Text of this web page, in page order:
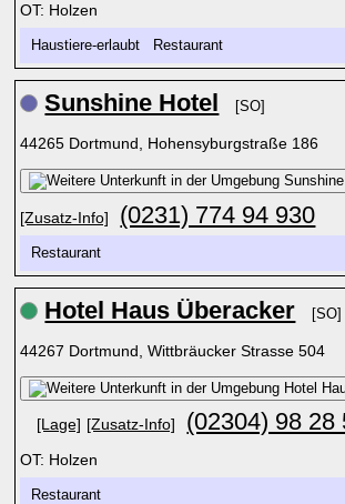
OT: Holzen
Haustiere-erlaubt Restaurant
Sunshine Hotel [SO]
44265 Dortmund, Hohensyburgstraße 186
[Zusatz-Info] (0231) 774 94 930
Restaurant
Hotel Haus Überacker [SO]
44267 Dortmund, Wittbräucker Strasse 504
[Lage] [Zusatz-Info] (02304) 98 28
OT: Holzen
Restaurant